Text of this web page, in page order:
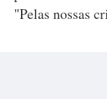
"Pelas nossas